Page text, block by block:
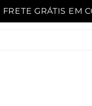
FRETE GRÁTIS EM